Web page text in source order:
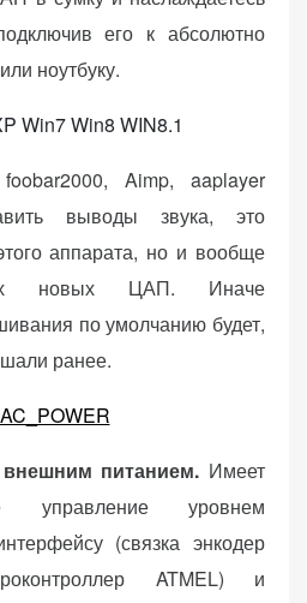
его к абсолютно
ноутбуку.
Win7 Win8 WIN8.1
Aimp, aaplayer
выводы звука, это
аппарата, но и вообще
новых ЦАП. Иначе
по умолчанию будет,
ранее.
питанием. Имеет
управление уровнем
(связка энкодер
ATMEL) и